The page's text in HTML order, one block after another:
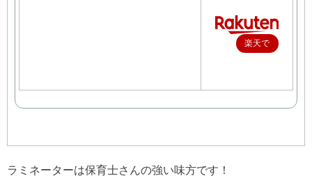
楽天で
ラミネーターは保育士さんの強い味方です！